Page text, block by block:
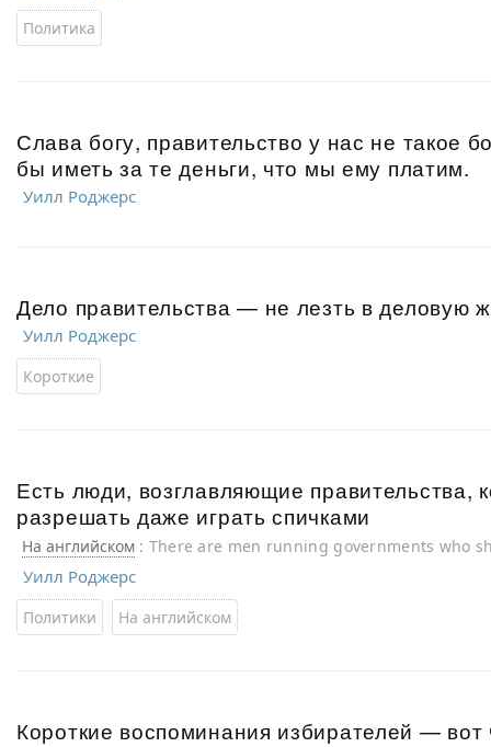
Политика
Слава богу, правительство у нас не такое
бы иметь за те деньги, что мы ему платим.
Уилл Роджерс
Дело правительства — не лезть в деловую
Уилл Роджерс
Короткие
Есть люди, возглавляющие правительства,
разрешать даже играть спичками
На английском : There are men running governments who
with matches
Уилл Роджерс
Политики На английском
Короткие воспоминания избирателей — вот